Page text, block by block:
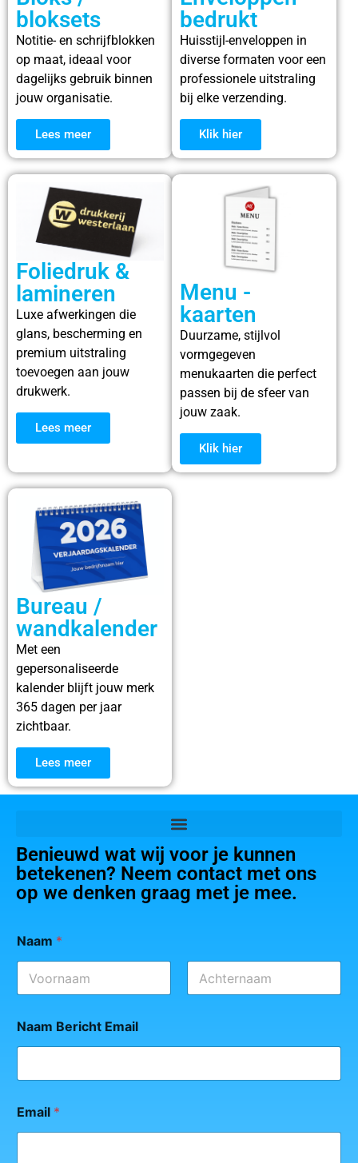
bloksets
Notitie- en schrijfblokken
op maat, ideaal voor
dagelijks gebruik binnen
jouw organisatie.
Lees meer
bedrukt
Huisstijl-enveloppen in
diverse formaten voor een
professionele uitstraling
bij elke verzending.
Klik hier
Foliedruk &
lamineren
Luxe afwerkingen die
glans, bescherming en
premium uitstraling
toevoegen aan jouw
drukwerk.
Lees meer
Menu -
kaarten
Duurzame, stijlvol
vormgegeven
menukaarten die perfect
passen bij de sfeer van
jouw zaak.
Klik hier
Bureau /
wandkalender
Met een
gepersonaliseerde
kalender blijft jouw merk
365 dagen per jaar
zichtbaar.
Lees meer
Benieuwd wat wij voor je kunnen
betekenen? Neem contact met ons
op we denken graag met je mee.
Naam *
Naam Bericht Email
Email *